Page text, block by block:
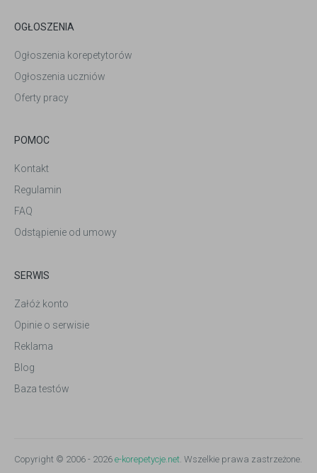
OGŁOSZENIA
Ogłoszenia korepetytorów
Ogłoszenia uczniów
Oferty pracy
POMOC
Kontakt
Regulamin
FAQ
Odstąpienie od umowy
SERWIS
Załóż konto
Opinie o serwisie
Reklama
Blog
Baza testów
Copyright © 2006 - 2026 e-korepetycje.net . Wszelkie prawa zastrzeżone.